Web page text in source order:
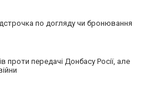
по догляду чи бронювання
проти передачі Донбасу Росії, але